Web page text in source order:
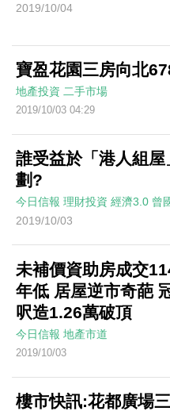
2019/10/04
寶盈花園三房向北
地產投資 二手市場
2019/10/03 04:29
誰受益於「港人組屋
劃?
今日信報 理財投資 經濟3.0 曾
2019/10/03
未補價資助房成交
年低 居屋逆市奇葩
呎造1.26萬破頂
今日信報 地產市道
2019/10/03
樓市快訊:花都廣場